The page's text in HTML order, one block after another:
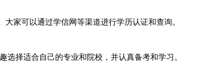
家可以通过学信网等渠道进行学历认证和查询。
择适合自己的专业和院校，并认真备考和学习。